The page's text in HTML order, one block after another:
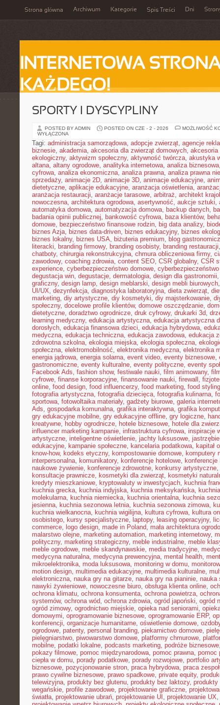
Strona główna Archiwum Kategorie Spis Treści Dni
INTERNETOWA
KAŻDEGO!
SPORTY I DYSCYPLINY
POSTED BY ADMIN POSTED ON CZE - 2 - 2026
MOŻLIWOŚĆ
WYŁĄCZONA
Tagi: administracja samorządowa, adopcje zwierząt, agencje
biznesie, akademia, akcesoria dla zwierząt domowych, akcesoria
ekologiczny, aktywizm społeczny, aktywność twórcza, akustyka
altana, altany ogrodowe, analityka internetowa, analiza biznesowa
cyfrowa, analiza ekonomiczna, analiza prawna, analiza prawna
sprzedaży, animacje 2D, animacje 3D, animacje edukacyjne,
dietetyczne, aplikacje edukacyjne, aranżacja oświetlenia,
aranżacja restauracji, aranżacje tarasowe, arbitraż, architekt
nowoczesna, architektura ogrodowa, asertywność, aukcje sztuki,
automatyka domowa, automatyzacja domowa, backup danych,
badania opinii publicznej, bankowość cyfrowa, baza klientów,
domowe, bezpieczeństwo finansowe rodzin, big data analizy,
biznes Azja, biznes data-driven, biznes edukacyjny, biznes
biznes lokalny, biznes USA, biżuteria premium, blog
literacki, branding firmowy, branding osobisty, branding restauracji
chatboty, chirurgia rekonstrukcyjna, chmura obliczeniowa firmy,
zawodowy, coaching zdrowia, content SEO, CSR globalny, CSR
experience, cyberbezpieczeństwo domowe,
degustacja win, degustacje, dermatologia, design dla gastronomii
graficzny, design lamp, design meblarski, design mebli biurowych
UI/UX, dezynfekcja, diagnostyka laboratoryjna, dieta zwierząt,
marketing, diy artystyczne, diy kosmetyki, diy majsterkowanie,
społeczny, docelowe profile klientów, domowe oszczędzanie,
dietetyczne, doradztwo ogrodnicze, druk cyfrowy, drukarki 3d,
learning medyczny, edukacja artystyczna, edukacja artystyczna
dorosłych, edukacja finansowa dzieci, edukacja hybrydowa,
medyczna, edukacja techniczna, edukacja zawodowa, edukacja
zdrowotna szkolna, ekologia miejska, ekologia społeczna,
społeczna, elektromobilność, elektronika medyczna, elektronika
energia jądrowa, energia solarna, event video, eventy biznesowe,
gastronomiczne, eventy kulturalne, eventy polityczne, eventy
Facebook Ads, fashion show, festiwale nauki, film animowany,
cyfrowe, finanse korporacyjne, finansowanie nauki, firewall ,
online, food design, food influencerzy, food marketing, food styling
fotografia artystyczna, fotografia dziecięca, fotografia kulinarna,
sportowa, fotowoltaika materiały, gadżety biurowe, galeria
Ads, gospodarka komunalna, grafika interaktywna, grafika
gry edukacyjne mobilne, gry edukacyjne offline, gry logiczne,
kreatywne, hobby ogrodnicze, hotele biznesowe, hotele dla
influencer marketing kampanie, infrastruktura cyfrowa, inspiracje
artystyczne, inteligentne oświetlenie, jachty luksusowe,
edukacyjne, kampanie społeczne, kancelaria podatkowa, kapitał
know-how, kodeks etyczny, kompostowanie domowe, komputery
interpersonalna, komunikatory, konferencje hotelowe, konferencje
naukowe żywienie, konferencje zdrowotne, konkursy artystyczne,
konsultacje prawnicze, kosmetyki dla zwierząt, kosmetyki
kredyty mieszkaniowe, kryptowaluty w inwestycjach, kuchnia
kuchnia grecka, kuchnia indyjska, kuchnia meksykańska,
molekularna, kuchnia niemiecka, kuchnia orientalna, kuchnia
jesienna, kuchnia sezonowa letnia, kuchnia sezonowa zimowa,
kuchnia wielkanocna, kuchnia wigilijna, kultura cyfrowa, kultura
osobistego, kursy specjalistyczne, laptopy, leasing operacyjny,
commerce, logo design, made in Poland, mała architektura
malarstwo olejne, marketing automation, marketing internetowy,
polityczny, marketing strategiczny, meble industrialne, meble
meble ogrodowe, meble skandynawskie, media tradycyjne,
medycyna naturalna, medycyna prewencyjna, mental health,
mikroelektronika, moda luksusowa, monitoring w domu,
motion design, multimedia edukacyjne, multimedia kulturalne,
elektroniczna, nauka gry na gitarze, nauka gry na pianinie, nauka
nawyki żywieniowe, nowoczesne biuro, obsługa klienta online,
ochrona klimatu, ochrona konsumenta, ochrona powietrza,
systemów, ochrona wód, ochrona zdrowia, ogród japoński, ogród
ogród zimowy, ogrodnictwo miejskie, opieka nad seniorami,
domowymi, oprogramowanie biznesowe, oprogramowanie ERP,
konferencji, organizacje humanitarne, oświetlenie domowe,
ogrodowe, patenty, personal branding, piekarnictwo domowe,
pielęgniarstwo, piwowarstwo domowe, platformy chmurowe,
mobilne, podatki lokalne, podcasts marketing, podróże biznesowe
pokazy filmowe, pomoc międzynarodowa, pomoc prawna, pomoc
ciepła w domu, porady podatkowe, porady rozwojowe, portfolio
biznesowe, pozycjonowanie stron, praca hybrydowa, praca
prawo cywilne biznesowe, prawo spadkowe, private equity,
telewizyjna, produkty bez glutenu, produkty bez laktozy, produkty
wegańskie, profile zawodowe, projektowanie graficzne,
światła, projektowanie ubrań, projektowanie UI , projektowanie UX,